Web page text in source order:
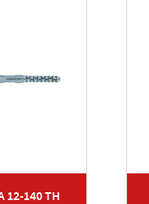
12-140 TH